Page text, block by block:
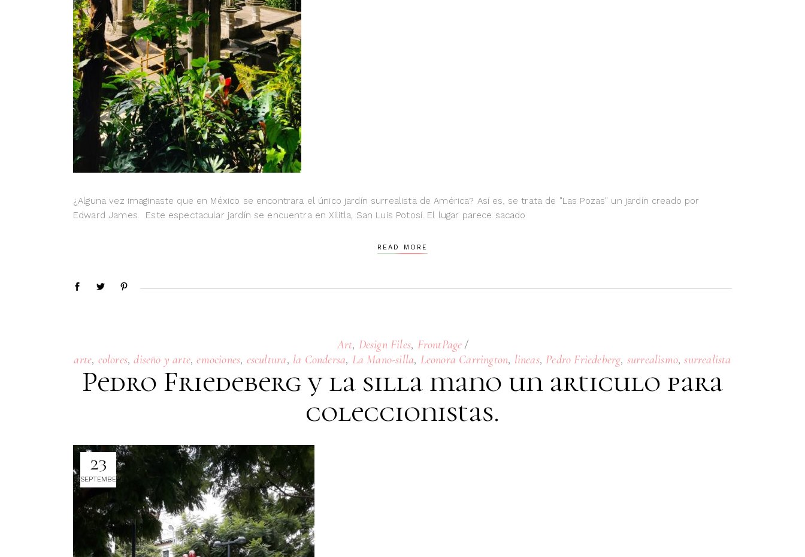
¿Alguna vez imaginaste que en México se encontrara el único jardín surrealista de América? Así es, se trata de "Las Pozas" un jardín creado por
Edward James. Este espectacular jardín se encuentra en Xilitla, San Luis Potosí. El lugar parece sacado
READ MORE
Art, Design Files, FrontPage
arte, colores,diseño y arte,emociones, escultura, la Condersa, La Mano-silla, Leonora Carrington, lineas, Pedro Friedeberg, surrealismo,surrealista
Pedro Friedeberg y la silla mano un articulo para
coleccionistas.
23
SEPTEMBER